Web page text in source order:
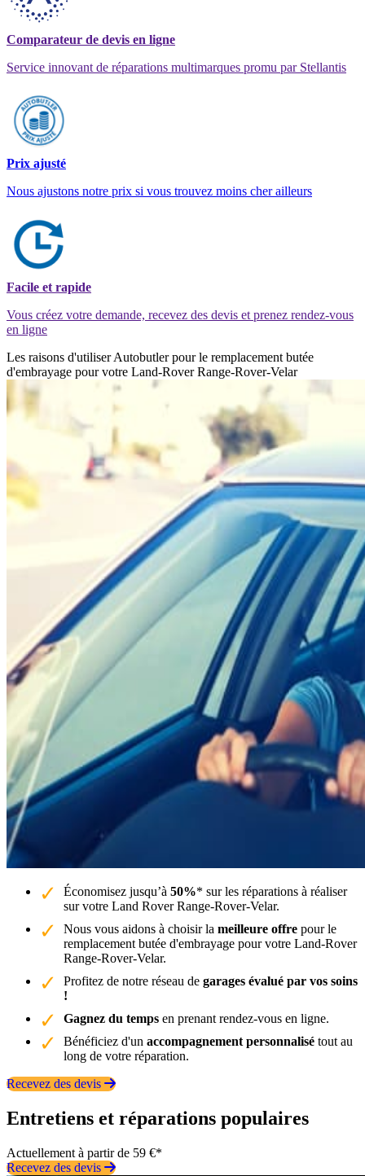
Comparateur de devis en ligne
Service innovant de réparations multimarques promu par Stellantis
Prix ajusté
Nous ajustons notre prix si vous trouvez moins cher ailleurs
Facile et rapide
Vous créez votre demande, recevez des devis et prenez rendez-vous
en ligne
Les raisons d'utiliser Autobutler pour le remplacement butée
d'embrayage pour votre Land-Rover Range-Rover-Velar
Économisez jusqu’à 50%* sur les réparations à réaliser
sur votre Land Rover Range-Rover-Velar.
Nous vous aidons à choisir la meilleure offre pour le
remplacement butée d'embrayage pour votre Land-Rover
Range-Rover-Velar.
Profitez de notre réseau de garages évalué par vos soins
!
Gagnez du temps en prenant rendez-vous en ligne.
Bénéficiez d'un accompagnement personnalisé tout au
long de votre réparation.
Recevez des devis
Entretiens et réparations populaires
Actuellement à partir de 59 €*
Recevez des devis